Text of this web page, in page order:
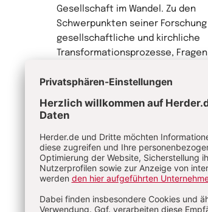
Gesellschaft im Wandel. Zu den
Schwerpunkten seiner
gesellschaftliche und kirchliche
Transformationsprozesse, Fragen
Erkenntnislehre und
Seine Professur wurde 2016-2022
Rahmen des DFG-Heisenberg-
herausgegebene interdisziplinäre
Sammelbände: „Europa - Krisen,
Vergewisserungen, Visionen
2019); „Subversiver
(Baden-Baden 2020).